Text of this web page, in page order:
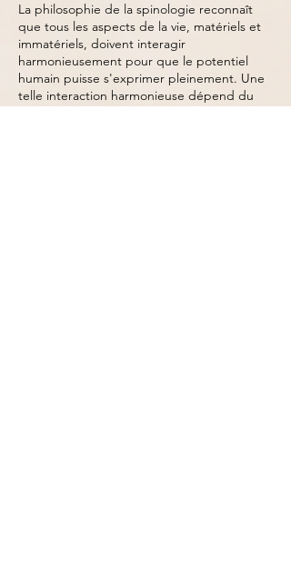
La philosophie de la spinologie reconnaît
que tous les aspects de la vie, matériels et
immatériels, doivent interagir
harmonieusement pour que le potentiel
humain puisse s'exprimer pleinement. Une
telle interaction harmonieuse dépend du